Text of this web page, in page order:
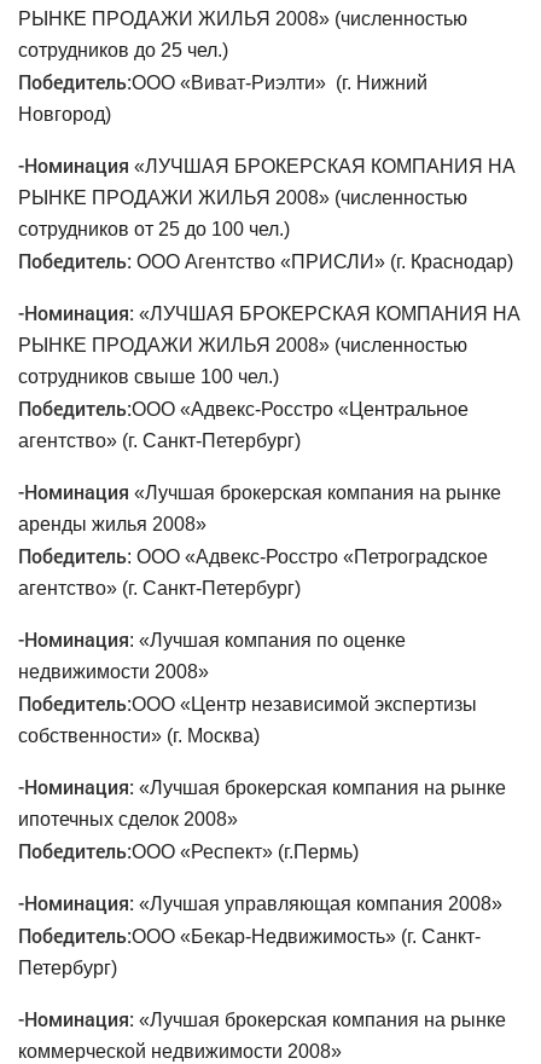
РЫНКЕ ПРОДАЖИ ЖИЛЬЯ 2008» (численностью
сотрудников до 25 чел.)
Победитель:ООО «Виват-Риэлти» (г. Нижний
Новгород)
-Номинация «ЛУЧШАЯ БРОКЕРСКАЯ КОМПАНИЯ НА
РЫНКЕ ПРОДАЖИ ЖИЛЬЯ 2008» (численностью
сотрудников от 25 до 100 чел.)
Победитель: ООО Агентство «ПРИСЛИ» (г. Краснодар)
-Номинация: «ЛУЧШАЯ БРОКЕРСКАЯ КОМПАНИЯ НА
РЫНКЕ ПРОДАЖИ ЖИЛЬЯ 2008» (численностью
сотрудников свыше 100 чел.)
Победитель:ООО «Адвекс-Росстро «Центральное
агентство» (г. Санкт-Петербург)
-Номинация «Лучшая брокерская компания на рынке
аренды жилья 2008»
Победитель: ООО «Адвекс-Росстро «Петроградское
агентство» (г. Санкт-Петербург)
-Номинация: «Лучшая компания по оценке
недвижимости 2008»
Победитель:ООО «Центр независимой экспертизы
собственности» (г. Москва)
-Номинация: «Лучшая брокерская компания на рынке
ипотечных сделок 2008»
Победитель:ООО «Респект» (г.Пермь)
-Номинация: «Лучшая управляющая компания 2008»
Победитель:ООО «Бекар-Недвижимость» (г. Санкт-
Петербург)
-Номинация: «Лучшая брокерская компания на рынке
коммерческой недвижимости 2008»